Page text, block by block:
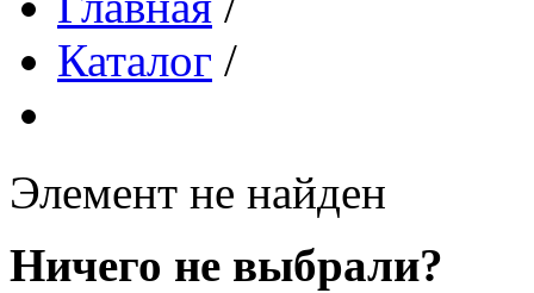
Каталог /
Элемент не найден
Ничего не выбрали?